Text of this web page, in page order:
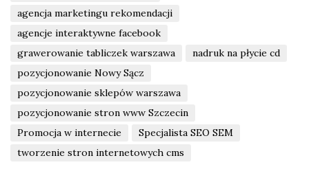
agencja marketingu rekomendacji
agencje interaktywne facebook
grawerowanie tabliczek warszawa
nadruk na płycie cd
pozycjonowanie Nowy Sącz
pozycjonowanie sklepów warszawa
pozycjonowanie stron www Szczecin
Promocja w internecie
Specjalista SEO SEM
tworzenie stron internetowych cms